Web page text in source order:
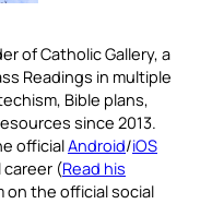
of Catholic Gallery, a
Readings in multiple
Bible plans,
since 2013.
officialAndroid/iOS
(Read his
on the official social